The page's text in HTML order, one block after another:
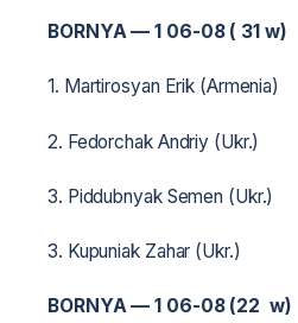
BORNYA — 1 06-08 ( 31 w)
1. Martirosyan Erik (Armenia)
2. Fedorchak Andriy (Ukr.)
3. Piddubnyak Semen (Ukr.)
3. Kupuniak Zahar (Ukr.)
BORNYA — 1 06-08 (22 w)